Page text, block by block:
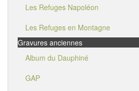
Les Refuges Napoléon
Les Refuges en Montagne
Gravures anciennes
Album du Dauphiné
GAP